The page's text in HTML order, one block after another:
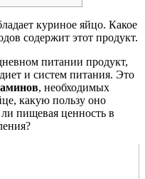
куриное яйцо. Какое
содержит этот продукт.
питании продукт,
и систем питания. Это
, необходимых
какую пользу оно
пищевая ценность в